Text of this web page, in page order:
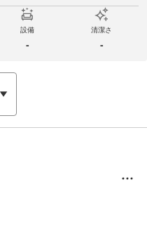
設備
-
清潔さ
-